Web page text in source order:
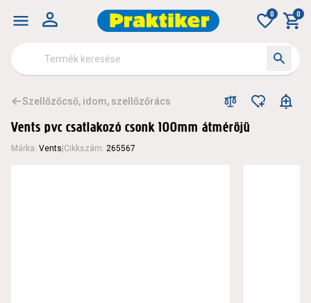
0 0
Szellőzőcső, idom, szellőzőrács
Vents pvc csatlakozó csonk 100mm átmérőjű
Márka: Vents Cikkszám: 265567